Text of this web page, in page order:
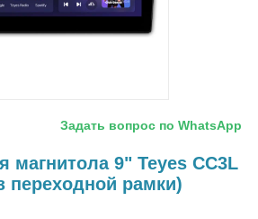
Задать вопрос по WhatsApp
магнитола 9" Teyes CC3L
переходной рамки)